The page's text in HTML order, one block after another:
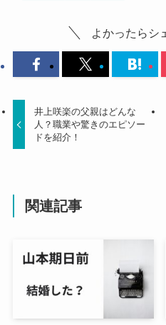
よかったらシ
井上咲楽の父親はどんな
人？職業や驚きのエピソー
ドを紹介！
関連記事